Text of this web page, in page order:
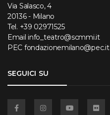
Via Salasco, 4
20136 - Milano
Tel. +39 02971525
Email info_teatro@scmmi.it
PEC fondazionemilano@pec.it
SEGUICI SU